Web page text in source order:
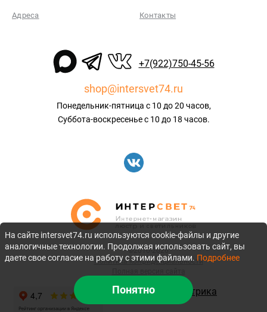
Адреса Контакты
+7(922)750-45-56
shop@intersvet74.ru
Понедельник-пятница с 10 до 20 часов,
Суббота-воскресенье с 10 до 18 часов.
©2010-2026
Политика конфиденциальности
На сайте intersvet74.ru используются cookie-файлы и другие
аналогичные технологии. Продолжая использовать сайт, вы
даете свое согласие на работу с этими файлами. Подробнее
Понятно